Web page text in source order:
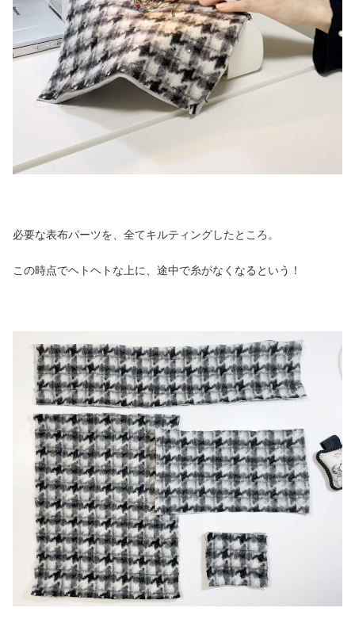
必要な表布パーツを、全てキルティングしたところ。
この時点でヘトヘトな上に、途中で糸がなくなるという！